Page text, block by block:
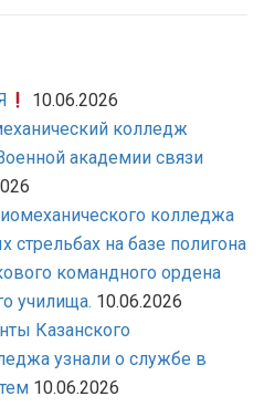
10.06.2026
колледж
академии связи
колледжа
стрельбах на базе полигона
командного ордена
училища. 10.06.2026
Казанского
узнали о службе в
10.06.2026